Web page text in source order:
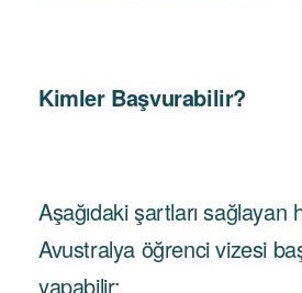
Kimler Başvurabilir?
Aşağıdaki şartları sağlayan
Avustralya öğrenci vizesi
yapabilir: